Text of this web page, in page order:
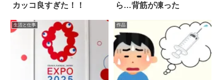
カッコ良すぎた！！
ら…背筋が凍った
生活と仕事 作品